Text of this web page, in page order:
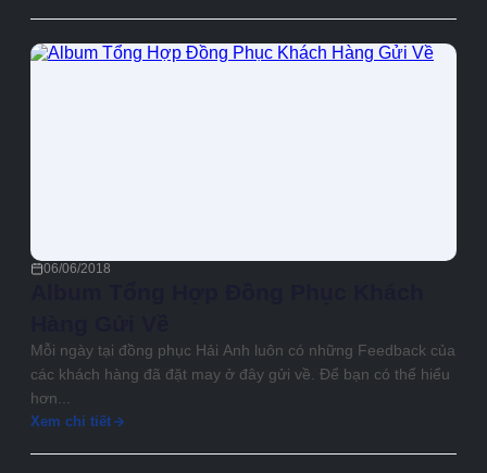
06/06/2018
Mỗi ngày tại đồng phục Hải Anh luôn có những Feedback của
các khách hàng đã đặt may ở đây gửi về. Để bạn có thể hiểu
hơn...
Xem chi tiết